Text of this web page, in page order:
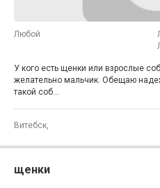
Любой
У кого есть щенки или взрослые
желательно мальчик. Обещаю
такой соб...
Витебск,
щенки